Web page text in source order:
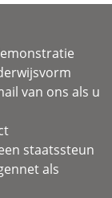
van ons als u
staatssteun
als